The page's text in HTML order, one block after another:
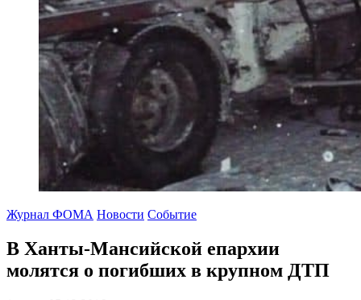
Журнал ФОМА Новости Событие
В Ханты-Мансийской епархии
молятся о погибших в крупном ДТП